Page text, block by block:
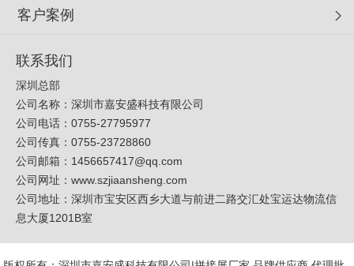
客户案例
联系我们
深圳总部
公司名称：深圳市嘉安盛科技有限公司
公司电话：0755-27795977
公司传真：0755-23728860
公司邮箱： 1456657417@qq.com
公司网址： www.szjiaansheng.com
公司地址：深圳市宝安区西乡大道与前进二路交汇处宝运达物流信
息大厦1201B室